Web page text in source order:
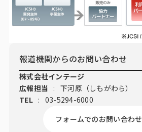
報道機関からのお問い合わせ
株式会社インテージ
広報担当 : 下河原（しもがわら）
TEL : 03-5294-6000
フォームでのお問い合わせ